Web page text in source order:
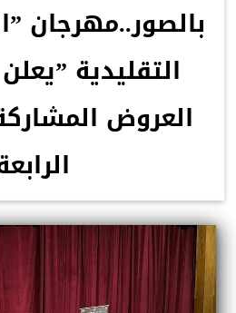
بالصور..مهرجان
التقليدية
العروض